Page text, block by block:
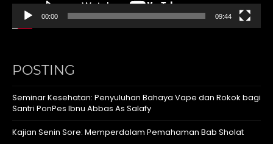
00:00 09:44
POSTING
Seminar Kesehatan: Penyuluhan Bahaya Vape dan Rokok bagi
Santri PonPes Ibnu Abbas As Salafy
Kajian Senin Sore: Memperdalam Pemahaman Bab Sholat